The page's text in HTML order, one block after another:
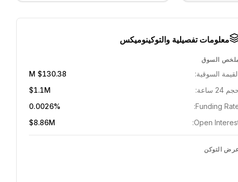
معلومات تفصيلية والتوكينوميكس
السوق
السوقية:
$130.38 M
24 ساعة:
$1.1M
Funding
0.0026%
Open
$8.86M
التوكن